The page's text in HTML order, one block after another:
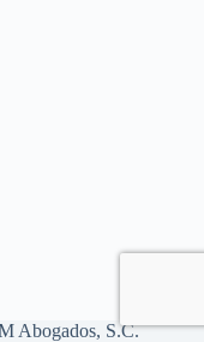
Abogados, S.C.